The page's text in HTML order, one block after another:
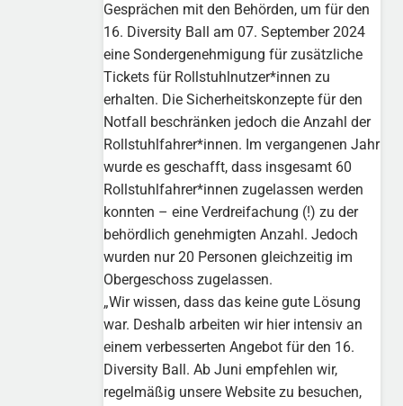
Gesprächen mit den Behörden, um für den
16. Diversity Ball am 07. September 2024
eine Sondergenehmigung für zusätzliche
Tickets für Rollstuhlnutzer*innen zu
erhalten. Die Sicherheitskonzepte für den
Notfall beschränken jedoch die Anzahl der
Rollstuhlfahrer*innen. Im vergangenen Jahr
wurde es geschafft, dass insgesamt 60
Rollstuhlfahrer*innen zugelassen werden
konnten – eine Verdreifachung (!) zu der
behördlich genehmigten Anzahl. Jedoch
wurden nur 20 Personen gleichzeitig im
Obergeschoss zugelassen.
„Wir wissen, dass das keine gute Lösung
war. Deshalb arbeiten wir hier intensiv an
einem verbesserten Angebot für den 16.
Diversity Ball. Ab Juni empfehlen wir,
regelmäßig unsere Website zu besuchen,